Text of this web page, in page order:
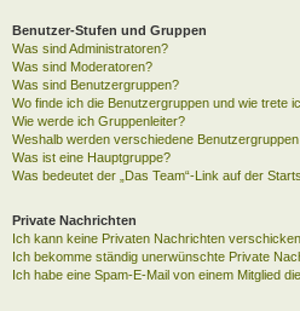
Benutzer-Stufen und Gruppen
Was sind Administratoren?
Was sind Moderatoren?
Was sind Benutzergruppen?
Wo finde ich die Benutzergruppen und wie trete
Wie werde ich Gruppenleiter?
Weshalb werden verschiedene
Was ist eine Hauptgruppe?
Was bedeutet der „Das Team“-Link auf der
Private Nachrichten
Ich kann keine Privaten Nachrichten
Ich bekomme ständig unerwünschte Private
Ich habe eine Spam-E-Mail von einem Mitglied